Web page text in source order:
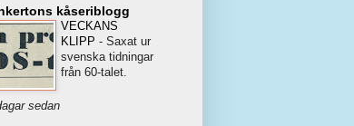
kåseriblogg
VECKANS
KLIPP - Saxat ur
svenska tidningar
från 60-talet.
sedan